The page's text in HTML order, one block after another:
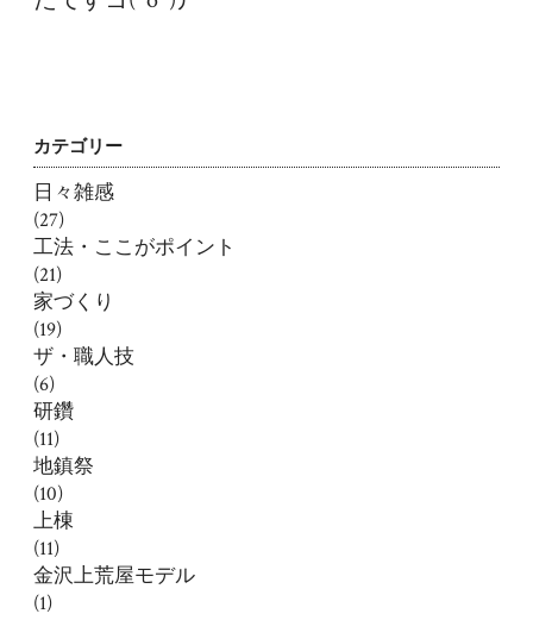
カテゴリー
日々雑感
(27)
工法・ここがポイント
(21)
家づくり
(19)
ザ・職人技
(6)
研鑽
(11)
地鎮祭
(10)
上棟
(11)
金沢上荒屋モデル
(1)